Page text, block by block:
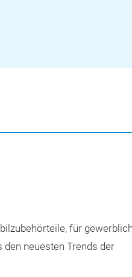
für
neuesten Trends der